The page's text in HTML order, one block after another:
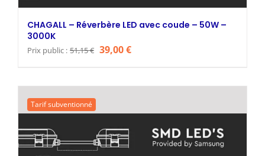
CHAGALL – Réverbère LED avec coude – 50W –
3000K
Prix public : 51,15€ Le
51,15 €.
39,00€Le
39,00 €.
Tarif subventionné